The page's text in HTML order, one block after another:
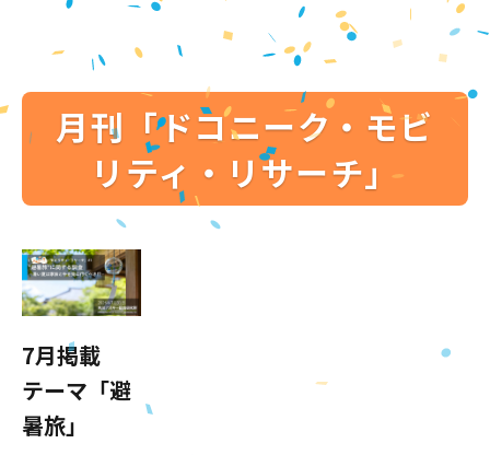
月刊「ドコニーク・モビ
リティ・リサーチ」
7月掲載
テーマ「避
暑旅」